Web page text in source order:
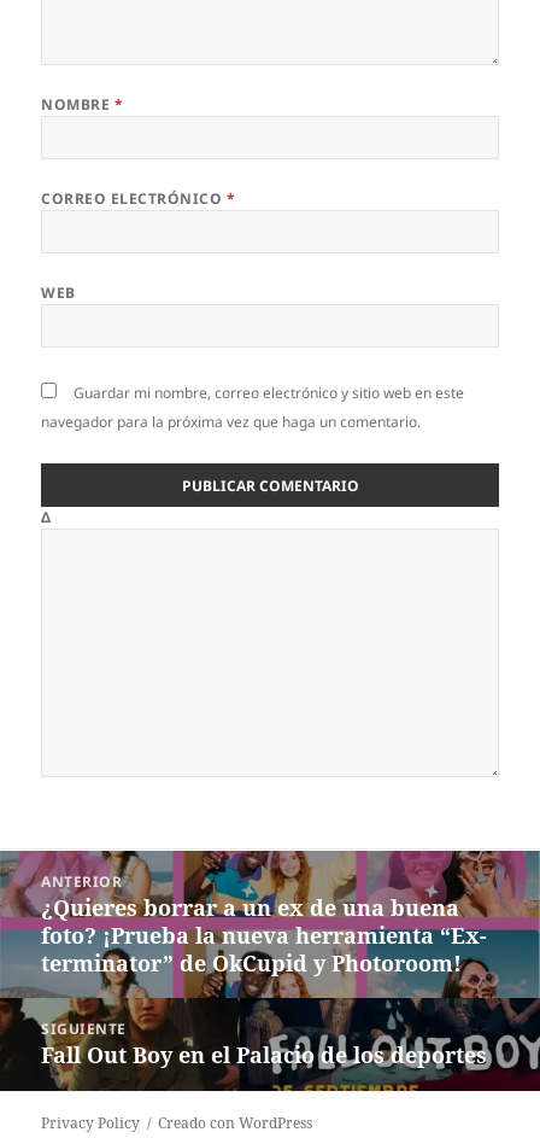
NOMBRE *
CORREO ELECTRÓNICO *
WEB
Guardar mi nombre, correo electrónico y sitio web en este
navegador para la próxima vez que haga un comentario.
Δ
Navegación
de
entradas
ANTERIOR
Entrada
anterior:
¿Quieres borrar a un ex de una buena
foto? ¡Prueba la nueva herramienta “Ex-
terminator” de OkCupid y Photoroom!
SIGUIENTE
Siguiente
entrada:
Fall Out Boy en el Palacio de los deportes
Privacy Policy Creado con WordPress